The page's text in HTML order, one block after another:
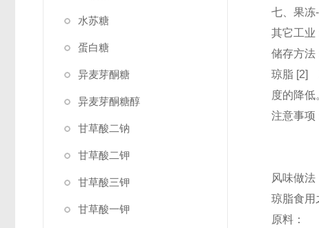
水苏糖
蛋白糖
异麦芽酮糖
异麦芽酮糖醇
甘草酸二钠
甘草酸二钾
甘草酸三钾
甘草酸一钾
七、果冻
其它工业
储存方法
琼脂 [2]
度的降低
注意事项
风味做法
琼脂食用
原料：